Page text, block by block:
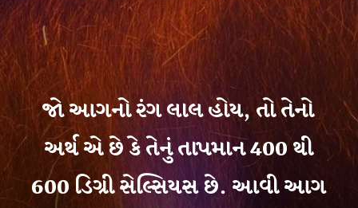
જો આગનો રંગ લાલ હોય, તો તેનો
અર્થ એ છે કે તેનું તાપમાન 400 થી
600 ડિગ્રી સેલ્સિયસ છે. આવી આગ